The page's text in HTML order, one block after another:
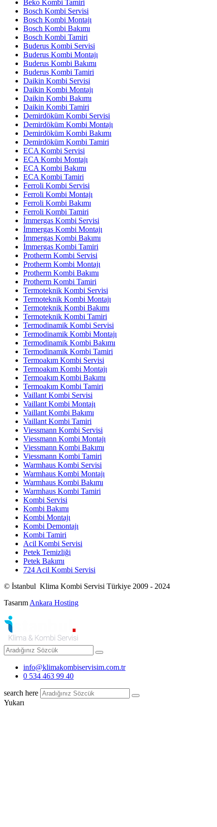
Beko Kombi Tamiri
Bosch Kombi Servisi
Bosch Kombi Montajı
Bosch Kombi Bakımı
Bosch Kombi Tamiri
Buderus Kombi Servisi
Buderus Kombi Montajı
Buderus Kombi Bakımı
Buderus Kombi Tamiri
Daikin Kombi Servisi
Daikin Kombi Montajı
Daikin Kombi Bakımı
Daikin Kombi Tamiri
Demirdöküm Kombi Servisi
Demirdöküm Kombi Montajı
Demirdöküm Kombi Bakımı
Demirdöküm Kombi Tamiri
ECA Kombi Servisi
ECA Kombi Montajı
ECA Kombi Bakımı
ECA Kombi Tamiri
Ferroli Kombi Servisi
Ferroli Kombi Montajı
Ferroli Kombi Bakımı
Ferroli Kombi Tamiri
İmmergas Kombi Servisi
İmmergas Kombi Montajı
İmmergas Kombi Bakımı
İmmergas Kombi Tamiri
Protherm Kombi Servisi
Protherm Kombi Montajı
Protherm Kombi Bakımı
Protherm Kombi Tamiri
Termoteknik Kombi Servisi
Termoteknik Kombi Montajı
Termoteknik Kombi Bakımı
Termoteknik Kombi Tamiri
Termodinamik Kombi Servisi
Termodinamik Kombi Montajı
Termodinamik Kombi Bakımı
Termodinamik Kombi Tamiri
Termoakım Kombi Servisi
Termoakım Kombi Montajı
Termoakım Kombi Bakımı
Termoakım Kombi Tamiri
Vaillant Kombi Servisi
Vaillant Kombi Montajı
Vaillant Kombi Bakımı
Vaillant Kombi Tamiri
Viessmann Kombi Servisi
Viessmann Kombi Montajı
Viessmann Kombi Bakımı
Viessmann Kombi Tamiri
Warmhaus Kombi Servisi
Warmhaus Kombi Montajı
Warmhaus Kombi Bakımı
Warmhaus Kombi Tamiri
Kombi Servisi
Kombi Bakımı
Kombi Montajı
Kombi Demontajı
Kombi Tamiri
Acil Kombi Servisi
Petek Temizliği
Petek Bakımı
724 Acil Kombi Servisi
© İstanbul Klima Kombi Servisi Türkiye 2009 - 2024
TasarımAnkara Hosting
info@klimakombiservisim.com.tr
0 534 463 99 40
search here
Yukarı